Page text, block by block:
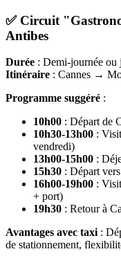
✅ Circuit
Antibes
Durée : Demi-journée ou
Itinéraire : Cannes →
Programme suggéré :
10h00 : Départ de
10h30-13h00 :
vendredi)
13h00-15h00 :
15h30 : Départ
16h00-19h00 :
+ port)
19h30 : Retour à
Avantages avec taxi :
de stationnement,